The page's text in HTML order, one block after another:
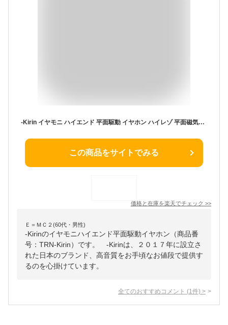
-Kirin イヤモニ ハイエンド 平面駆動 イヤホン ハイレゾ 平面磁気ドライバー モニターイヤホン アルミハウジング QDC脱着式ケーブル 2.5/3.5/4.4mm 交換式プラグ 高遮音性 IEM イヤーモニター カナル型 イアフォン 有線
この商品をサイトでみる
価格と在庫を楽天でチェック >>
Ｅ＝ＭＣ２(60代・男性)
-Kirinのイヤモニハイエンド平面駆動イヤホン（商品番
号：TRN-Kirin）です。 -Kirinは、２０１７年に設立さ
れた日本のブランド、高音質をお手頃なお値段で提供す
るのを心掛けています。
全てのおすすめコメント (1 件) >